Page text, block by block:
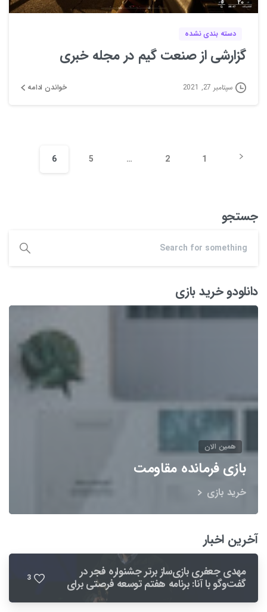
دسته بندی نشده
گزارشی از صنعت گیم در مجله خبری
سپتامبر 27, 2021 خواندن ادامه
1
2
…
5
6
جستجو
دانلودو خرید بازی
همین الان
بازی فرمانده مقاومت
خرید بازی
آخرین اخبار
مهدی جعفری بازی‌ساز برتر جشنواره فجر در
گفت‌وگو با آنا: برنامه هفتم توسعه فرصتی برای 3